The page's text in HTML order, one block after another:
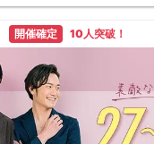
開催確定 10人突破！